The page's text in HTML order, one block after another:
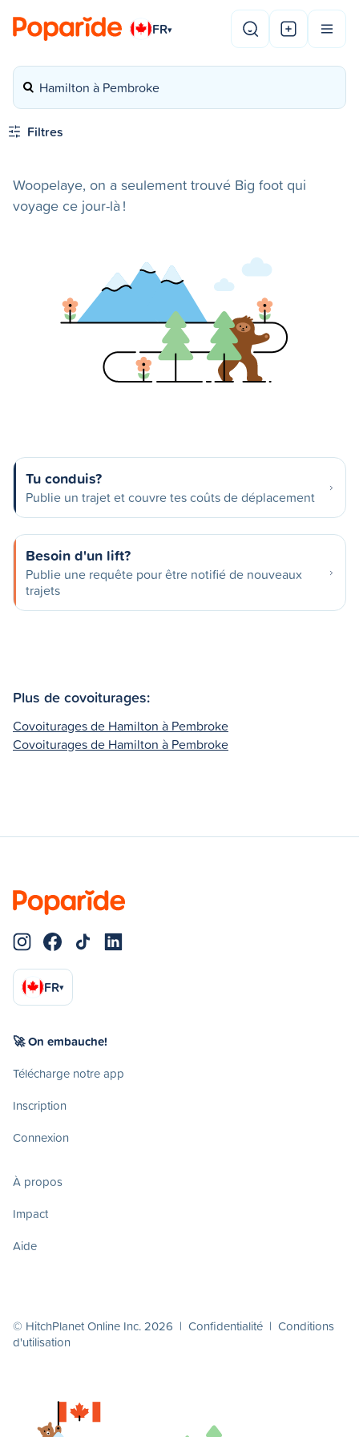
FR▾
Hamilton à Pembroke
Filtres
Woopelaye, on a seulement trouvé Big foot qui
voyage ce jour-là !
Tu conduis?
Publie un trajet et couvre tes coûts de déplacement
Besoin d'un lift?
Publie une requête pour être notifié de nouveaux
trajets
Plus de covoiturages:
Covoiturages de Hamilton à Pembroke
Covoiturages de Hamilton à Pembroke
FR▾
🚀 On embauche!
Télécharge notre app
Inscription
Connexion
À propos
Impact
Aide
© HitchPlanet Online Inc. 2026 | Confidentialité | Conditions
d'utilisation